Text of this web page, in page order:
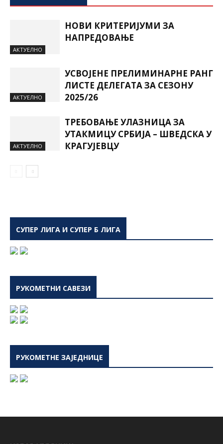
AКТУЕЛНО
НОВИ КРИТЕРИЈУМИ ЗА
НАПРЕДОВАЊЕ
AКТУЕЛНО
УСВОЈЕНЕ ПРЕЛИМИНАРНЕ РАНГ
ЛИСТЕ ДЕЛЕГАТА ЗА СЕЗОНУ
2025/26
AКТУЕЛНО
ТРЕБОВАЊЕ УЛАЗНИЦА ЗА
УТАКМИЦУ СРБИЈА – ШВЕДСКА У
КРАГУЈЕВЦУ
СУПЕР ЛИГА И СУПЕР Б ЛИГА
РУКОМЕТНИ САВЕЗИ
РУКОМЕТНЕ ЗАЈЕДНИЦЕ